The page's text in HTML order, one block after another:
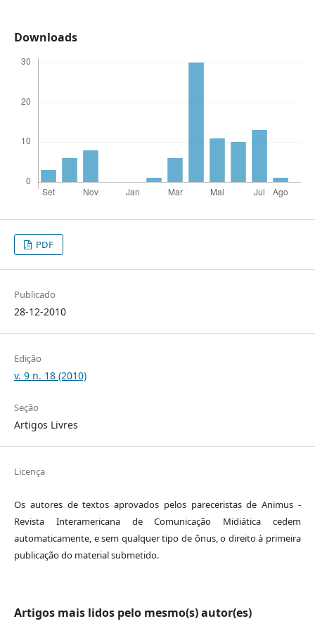
Downloads
PDF
Publicado
28-12-2010
Edição
v. 9 n. 18 (2010)
Seção
Artigos Livres
Licença
Os autores de textos aprovados pelos pareceristas de Animus -
Revista Interamericana de Comunicação Midiática cedem
automaticamente, e sem qualquer tipo de ônus, o direito à primeira
publicação do material submetido.
Artigos mais lidos pelo mesmo(s) autor(es)